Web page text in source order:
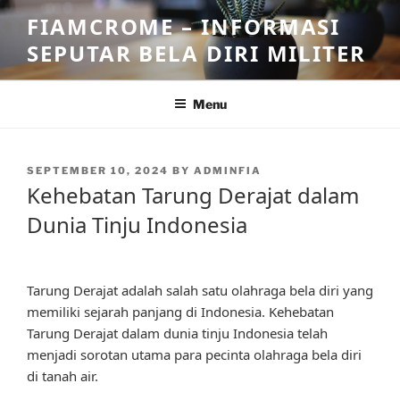
Skip
content
FIAMCROME – INFORMASI
SEPUTAR BELA DIRI MILITER
Menu
POSTED
SEPTEMBER 10, 2024 BY ADMINFIA
Kehebatan Tarung Derajat dalam
Dunia Tinju Indonesia
Tarung Derajat adalah salah satu olahraga bela diri yang
memiliki sejarah panjang di Indonesia. Kehebatan
Tarung Derajat dalam dunia tinju Indonesia telah
menjadi sorotan utama para pecinta olahraga bela diri
di tanah air.